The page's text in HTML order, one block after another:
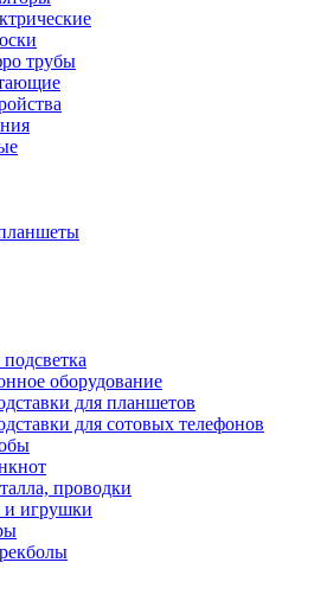
трубы
оборудование
для планшетов
для сотовых телефонов
проводки
и игрушки